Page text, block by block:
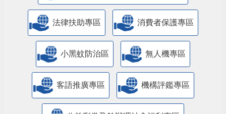
法律扶助專區 消費者保護專區
小黑蚊防治區 無人機專區
客語推廣專區 機構評鑑專區